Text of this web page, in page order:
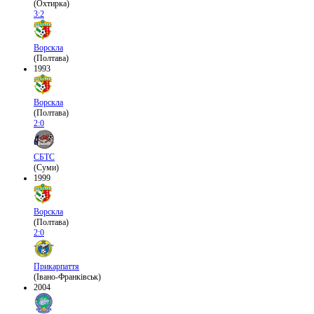
(Охтирка)
3:2
Ворскла
(Полтава)
1993
Ворскла
(Полтава)
2:0
СБТС
(Суми)
1999
Ворскла
(Полтава)
2:0
Прикарпаття
(Івано-Франківськ)
2004